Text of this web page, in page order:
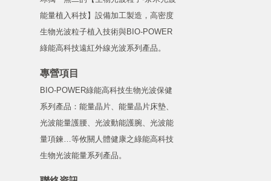
能量植入科技】設備加工製造，高密度
生物光波粒子植入技術與BIO-POWER
綠能高科技遠紅外線光波系列產品。
專營項目
BIO-POWER綠能高科技生物光波保健
系列產品：能量晶片、能量晶片床墊、
光波能量護腰、光波動能護腕、光波能
量項鍊…等攸關人體健康之綠能高科技
生物光波能量系列產品。